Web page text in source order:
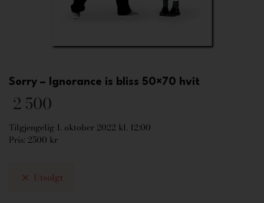
Sorry – Ignorance is bliss 50×70 hvit
2 500
Tilgjengelig 1. oktober 2022 kl. 12:00
Pris: 2500 kr
Utsolgt